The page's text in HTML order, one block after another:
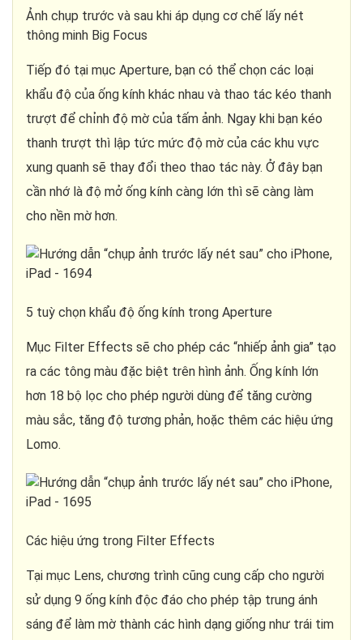
Ảnh chụp trước và sau khi áp dụng cơ chế lấy nét
thông minh Big Focus
Tiếp đó tại mục Aperture, bạn có thể chọn các loại
khẩu độ của ống kính khác nhau và thao tác kéo thanh
trượt để chỉnh độ mờ của tấm ảnh. Ngay khi bạn kéo
thanh trượt thì lập tức mức độ mờ của các khu vực
xung quanh sẽ thay đổi theo thao tác này. Ở đây bạn
cần nhớ là độ mở ống kính càng lớn thì sẽ càng làm
cho nền mờ hơn.
5 tuỳ chọn khẩu độ ống kính trong Aperture
Mục Filter Effects sẽ cho phép các “nhiếp ảnh gia” tạo
ra các tông màu đặc biệt trên hình ảnh. Ống kính lớn
hơn 18 bộ lọc cho phép người dùng để tăng cường
màu sắc, tăng độ tương phản, hoặc thêm các hiệu ứng
Lomo.
Các hiệu ứng trong Filter Effects
Tại mục Lens, chương trình cũng cung cấp cho người
sử dụng 9 ống kính độc đáo cho phép tập trung ánh
sáng để làm mờ thành các hình dạng giống như trái tim